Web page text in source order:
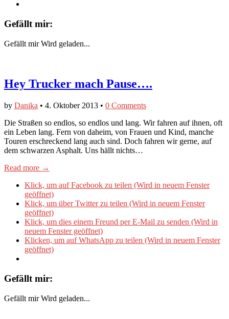
Gefällt mir:
Gefällt mir Wird geladen...
Hey Trucker mach Pause….
by Danika • 4. Oktober 2013 • 0 Comments
Die Straßen so endlos, so endlos und lang. Wir fahren auf ihnen, oft
ein Leben lang. Fern von daheim, von Frauen und Kind, manche
Touren erschreckend lang auch sind. Doch fahren wir gerne, auf
dem schwarzen Asphalt. Uns hällt nichts…
Read more →
Klick, um auf Facebook zu teilen (Wird in neuem Fenster
geöffnet)
Klick, um über Twitter zu teilen (Wird in neuem Fenster
geöffnet)
Klick, um dies einem Freund per E-Mail zu senden (Wird in
neuem Fenster geöffnet)
Klicken, um auf WhatsApp zu teilen (Wird in neuem Fenster
geöffnet)
Gefällt mir:
Gefällt mir Wird geladen...